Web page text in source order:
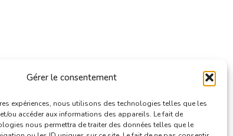
Gérer le consentement
expériences, nous utilisons des technologies telles que les
ou accéder aux informations des appareils. Le fait de
nous permettra de traiter des données telles que le